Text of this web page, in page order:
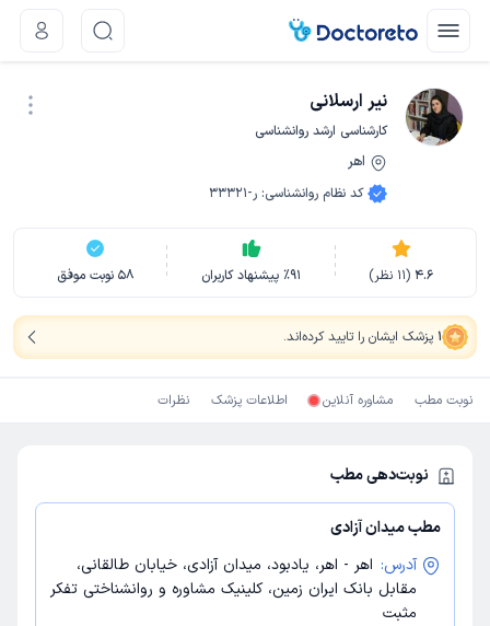
نیر ارسلانی
کارشناسی ارشد روانشناسی
اهر
کد نظام روانشناسی: ر-33321
4.6
(
11 نظر) ٪91 پیشنهاد کاربران 58 نوبت موفق
1 پزشک ایشان را تایید کرده‌اند.
نوبت مطب مشاوره آنلاین اطلاعات پزشک نظرات
نوبت‌دهی مطب
مطب میدان آزادی
آدرس: اهر - اهر، یادبود، میدان آزادی، خیابان طالقانی،
مقابل بانک ایران زمین، کلینیک مشاوره و روانشناختی تفکر
مثبت